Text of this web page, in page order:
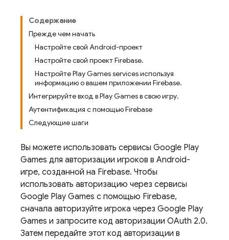
Содержание
Прежде чем начать
Настройте свой Android-проект
Настройте свой проект Firebase.
Настройте Play Games services используя
информацию о вашем приложении Firebase.
Интегрируйте вход в Play Games в свою игру.
Аутентификация с помощью Firebase
Следующие шаги
Вы можете использовать сервисы Google Play
Games для авторизации игроков в Android-
игре, созданной на Firebase. Чтобы
использовать авторизацию через сервисы
Google Play Games с помощью Firebase,
сначала авторизуйте игрока через Google Play
Games и запросите код авторизации OAuth 2.0.
Затем передайте этот код авторизации в